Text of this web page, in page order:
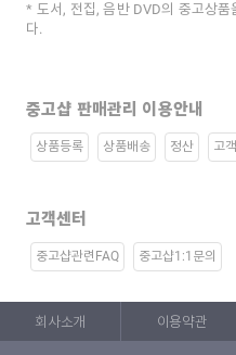
도서, 전집, 음반 DVD의 중고상품
다.
중고샵 판매관리 이용안내
상품등록 상품배송 정산 고
고객센터
중고샵관련FAQ 중고샵1:1문의
회사소개 이용약관